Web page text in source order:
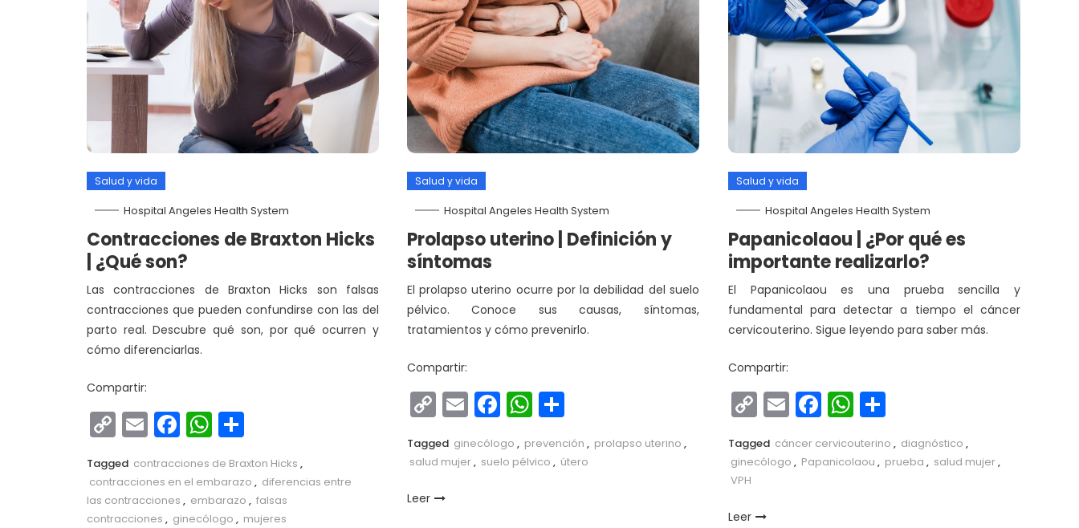
Salud y vida
Hospital Angeles Health System
Contracciones de Braxton Hicks
| ¿Qué son?
Las contracciones de Braxton Hicks son falsas
contracciones que pueden confundirse con las del
parto real. Descubre qué son, por qué ocurren y
cómo diferenciarlas.
Compartir:
Copy
Link
EmailFacebook
WhatsApp
Tagged contracciones de Braxton Hicks ,
contracciones en el embarazo , diferencias entre
las contracciones , embarazo , falsas
contracciones , ginecólogo , mujeres
Salud y vida
Hospital Angeles Health System
Prolapso uterino | Definición y
síntomas
El prolapso uterino ocurre por la debilidad del suelo
pélvico. Conoce sus causas, síntomas,
tratamientos y cómo prevenirlo.
Compartir:
Copy
Link
EmailFacebook
WhatsApp
Tagged ginecólogo , prevención , prolapso uterino ,
salud mujer, suelo pélvico , útero
Leer
Salud y vida
Hospital Angeles Health System
Papanicolaou | ¿Por qué es
importante realizarlo?
El Papanicolaou es una prueba sencilla y
fundamental para detectar a tiempo el cáncer
cervicouterino. Sigue leyendo para saber más.
Compartir:
Copy
Link
EmailFacebook
WhatsApp
Tagged cáncer cervicouterino , diagnóstico ,
ginecólogo , Papanicolaou , prueba , salud mujer,
VPH
Leer